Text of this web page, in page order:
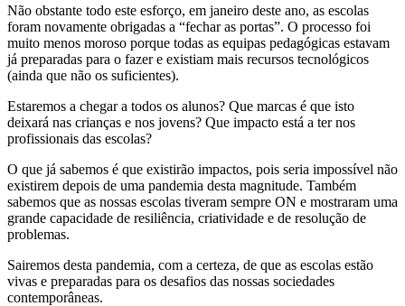
Não obstante todo este esforço, em janeiro deste ano, as escolas
foram novamente obrigadas a “fechar as portas”. O processo foi
muito menos moroso porque todas as equipas pedagógicas estavam
já preparadas para o fazer e existiam mais recursos tecnológicos
(ainda que não os suficientes).
Estaremos a chegar a todos os alunos? Que marcas é que isto
deixará nas crianças e nos jovens? Que impacto está a ter nos
profissionais das escolas?
O que já sabemos é que existirão impactos, pois seria impossível não
existirem depois de uma pandemia desta magnitude. Também
sabemos que as nossas escolas tiveram sempre ON e mostraram uma
grande capacidade de resiliência, criatividade e de resolução de
problemas.
Sairemos desta pandemia, com a certeza, de que as escolas estão
vivas e preparadas para os desafios das nossas sociedades
contemporâneas.